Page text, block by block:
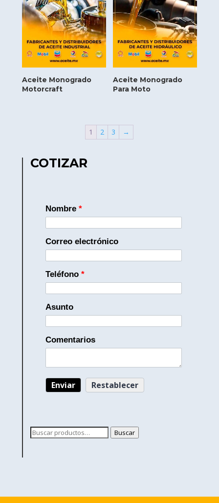
Aceite Monogrado
Motorcraft
Aceite Monogrado
Para Moto
1 2 3 →
COTIZAR
Nombre *
Correo electrónico
Teléfono *
Asunto
Comentarios
Buscar
Buscar